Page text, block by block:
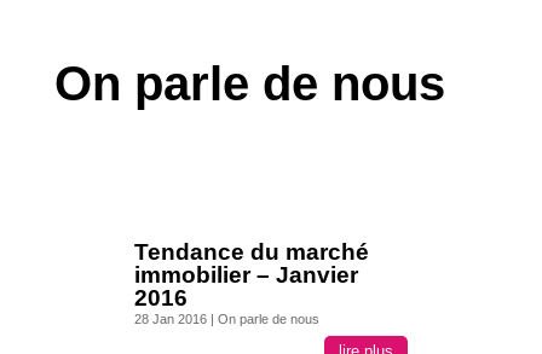
On parle de nous
Tendance du marché
immobilier – Janvier
2016
28 Jan 2016| On parle de nous